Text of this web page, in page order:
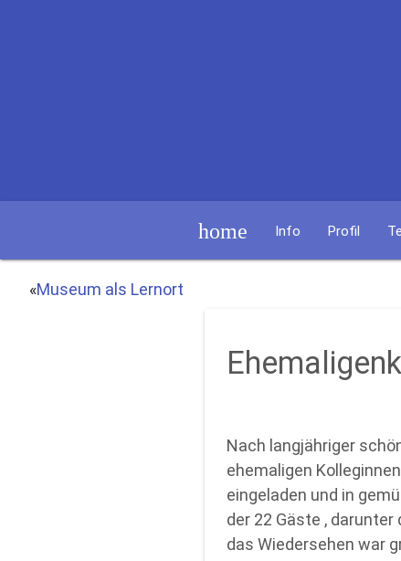
home Info Profil
«Museum als Lernort
Nach langjähriger
ehemaligen
eingeladen und in
der 22 Gäste ,
das Wiedersehen war